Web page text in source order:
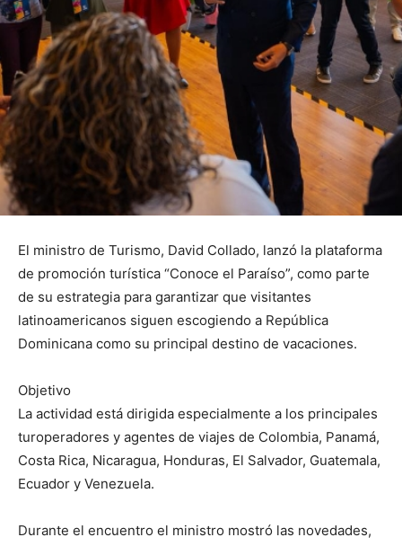
El ministro de Turismo, David Collado, lanzó la plataforma
de promoción turística “Conoce el Paraíso”, como parte
de su estrategia para garantizar que visitantes
latinoamericanos siguen escogiendo a República
Dominicana como su principal destino de vacaciones.
Objetivo
La actividad está dirigida especialmente a los principales
turoperadores y agentes de viajes de Colombia, Panamá,
Costa Rica, Nicaragua, Honduras, El Salvador, Guatemala,
Ecuador y Venezuela.
Durante el encuentro el ministro mostró las novedades,